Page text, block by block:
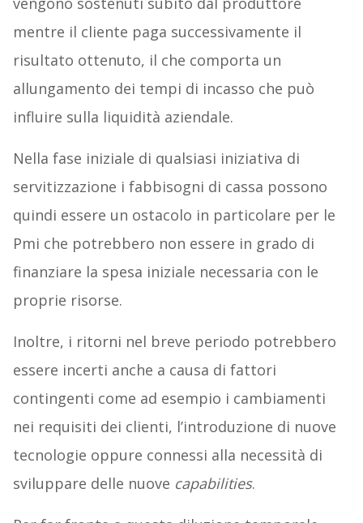
mentre il cliente paga successivamente il
risultato ottenuto, il che comporta un
allungamento dei tempi di incasso che può
influire sulla liquidità aziendale.
Nella fase iniziale di qualsiasi iniziativa di
servitizzazione i fabbisogni di cassa possono
quindi essere un ostacolo in particolare per le
Pmi che potrebbero non essere in grado di
finanziare la spesa iniziale necessaria con le
proprie risorse.
Inoltre, i ritorni nel breve periodo potrebbero
essere incerti anche a causa di fattori
contingenti come ad esempio i cambiamenti
nei requisiti dei clienti, l’introduzione di nuove
tecnologie oppure connessi alla necessità di
sviluppare delle nuove capabilities.